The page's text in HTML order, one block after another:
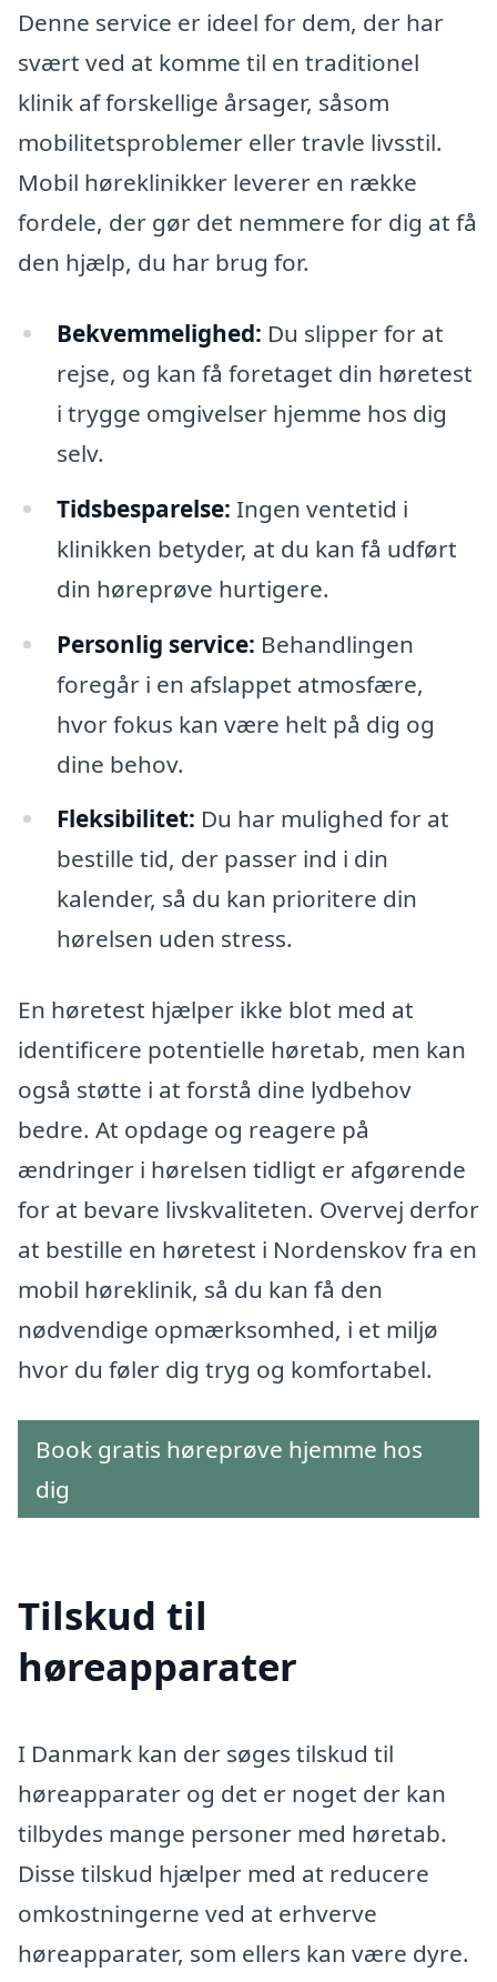
Denne service er ideel for dem, der har
svært ved at komme til en traditionel
klinik af forskellige årsager, såsom
mobilitetsproblemer eller travle livsstil.
Mobil høreklinikker leverer en række
fordele, der gør det nemmere for dig at få
den hjælp, du har brug for.
Bekvemmelighed: Du slipper for at
rejse, og kan få foretaget din høretest
i trygge omgivelser hjemme hos dig
selv.
Tidsbesparelse: Ingen ventetid i
klinikken betyder, at du kan få udført
din høreprøve hurtigere.
Personlig service: Behandlingen
foregår i en afslappet atmosfære,
hvor fokus kan være helt på dig og
dine behov.
Fleksibilitet: Du har mulighed for at
bestille tid, der passer ind i din
kalender, så du kan prioritere din
hørelsen uden stress.
En høretest hjælper ikke blot med at
identificere potentielle høretab, men kan
også støtte i at forstå dine lydbehov
bedre. At opdage og reagere på
ændringer i hørelsen tidligt er afgørende
for at bevare livskvaliteten. Overvej derfor
at bestille en høretest i Nordenskov fra en
mobil høreklinik, så du kan få den
nødvendige opmærksomhed, i et miljø
hvor du føler dig tryg og komfortabel.
Book gratis høreprøve hjemme hos
dig
Tilskud til
høreapparater
I Danmark kan der søges tilskud til
høreapparater og det er noget der kan
tilbydes mange personer med høretab.
Disse tilskud hjælper med at reducere
omkostningerne ved at erhverve
høreapparater, som ellers kan være dyre.